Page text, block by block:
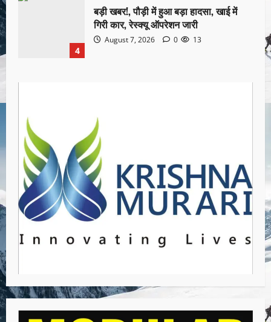
4
बड़ी खबर!, पौड़ी में हुआ बड़ा हादसा, खाई में
गिरी कार, रेस्क्यू ऑपरेशन जारी
August 7, 2026 0 13